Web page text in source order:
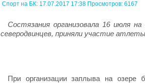
Спорт на БК: 17.07.2017 17:38 Просмотров: 6167
Состязания организовала 16 июля
северодвинцев, приняли участие
При организации заплыва на озере